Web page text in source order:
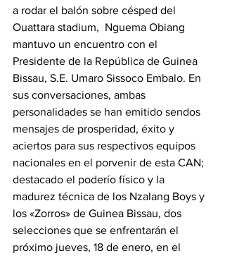
a rodar el balón sobre césped del
Ouattara stadium,  Nguema Obiang
mantuvo un encuentro con el
Presidente de la República de Guinea
Bissau, S.E. Umaro Sissoco Embalo. En
sus conversaciones, ambas
personalidades se han emitido sendos
mensajes de prosperidad, éxito y
aciertos para sus respectivos equipos
nacionales en el porvenir de esta CAN;
destacado el poderío físico y la
madurez técnica de los Nzalang Boys y
los «Zorros» de Guinea Bissau, dos
selecciones que se enfrentarán el
próximo jueves, 18 de enero, en el